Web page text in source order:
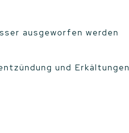
ausgeworfen werden
und Erkältungen